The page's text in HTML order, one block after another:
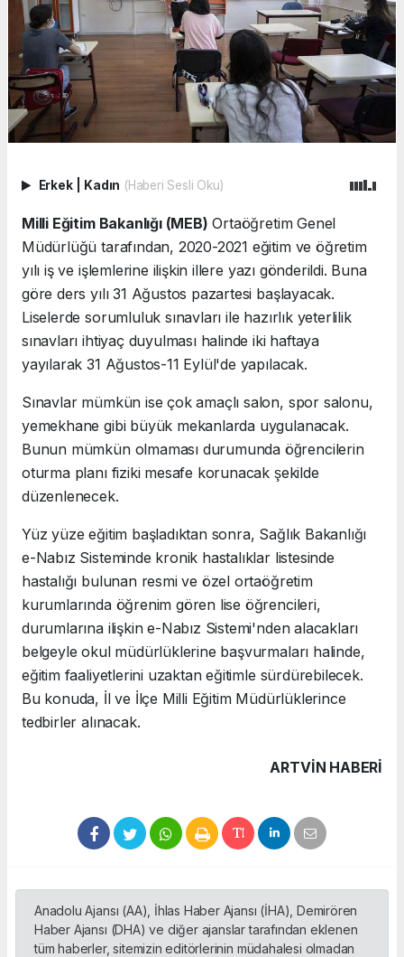
Erkek Kadın (Haberi Sesli Oku)
Milli Eğitim Bakanlığı (MEB) Ortaöğretim Genel
Müdürlüğü tarafından, 2020-2021 eğitim ve öğretim
yılı iş ve işlemlerine ilişkin illere yazı gönderildi. Buna
göre ders yılı 31 Ağustos pazartesi başlayacak.
Liselerde sorumluluk sınavları ile hazırlık yeterlilik
sınavları ihtiyaç duyulması halinde iki haftaya
yayılarak 31 Ağustos-11 Eylül'de yapılacak.
Sınavlar mümkün ise çok amaçlı salon, spor salonu,
yemekhane gibi büyük mekanlarda uygulanacak.
Bunun mümkün olmaması durumunda öğrencilerin
oturma planı fiziki mesafe korunacak şekilde
düzenlenecek.
Yüz yüze eğitim başladıktan sonra, Sağlık Bakanlığı
e-Nabız Sisteminde kronik hastalıklar listesinde
hastalığı bulunan resmi ve özel ortaöğretim
kurumlarında öğrenim gören lise öğrencileri,
durumlarına ilişkin e-Nabız Sistemi'nden alacakları
belgeyle okul müdürlüklerine başvurmaları halinde,
eğitim faaliyetlerini uzaktan eğitimle sürdürebilecek.
Bu konuda, İl ve İlçe Milli Eğitim Müdürlüklerince
tedbirler alınacak.
ARTVIN HABERİ
Anadolu Ajansı (AA), İhlas Haber Ajansı (İHA), Demirören
Haber Ajansı (DHA) ve diğer ajanslar tarafından eklenen
tüm haberler, sitemizin editörlerinin müdahalesi olmadan